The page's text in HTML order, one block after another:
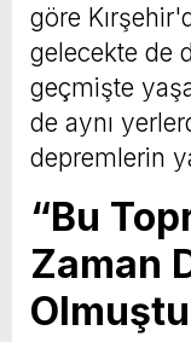
göre
gelecekte de
geçmişte
de aynı
depremlerin
“Bu
Zaman